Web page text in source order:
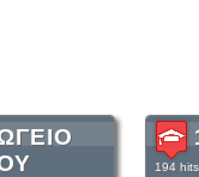
194 hits